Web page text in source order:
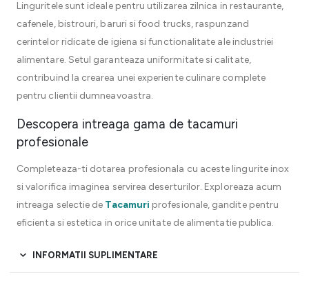
Linguritele sunt ideale pentru utilizarea zilnica in restaurante,
cafenele, bistrouri, baruri si food trucks, raspunzand
cerintelor ridicate de igiena si functionalitate ale industriei
alimentare. Setul garanteaza uniformitate si calitate,
contribuind la crearea unei experiente culinare complete
pentru clientii dumneavoastra.
Descopera intreaga gama de tacamuri
profesionale
Completeaza-ti dotarea profesionala cu aceste lingurite inox
si valorifica imaginea servirea deserturilor. Exploreaza acum
intreaga selectie de Tacamuri profesionale, gandite pentru
eficienta si estetica in orice unitate de alimentatie publica.
INFORMATII SUPLIMENTARE